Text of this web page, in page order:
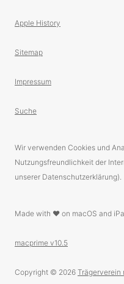
Apple History
Sitemap
Impressum
Suche
Wir verwenden Cookies und
Nutzungsfreundlichkeit der
unserer Datenschutzerklärung).
Made with ❤️ on macOS and
macprime v10.5
Copyright © 2026 Trägerverein